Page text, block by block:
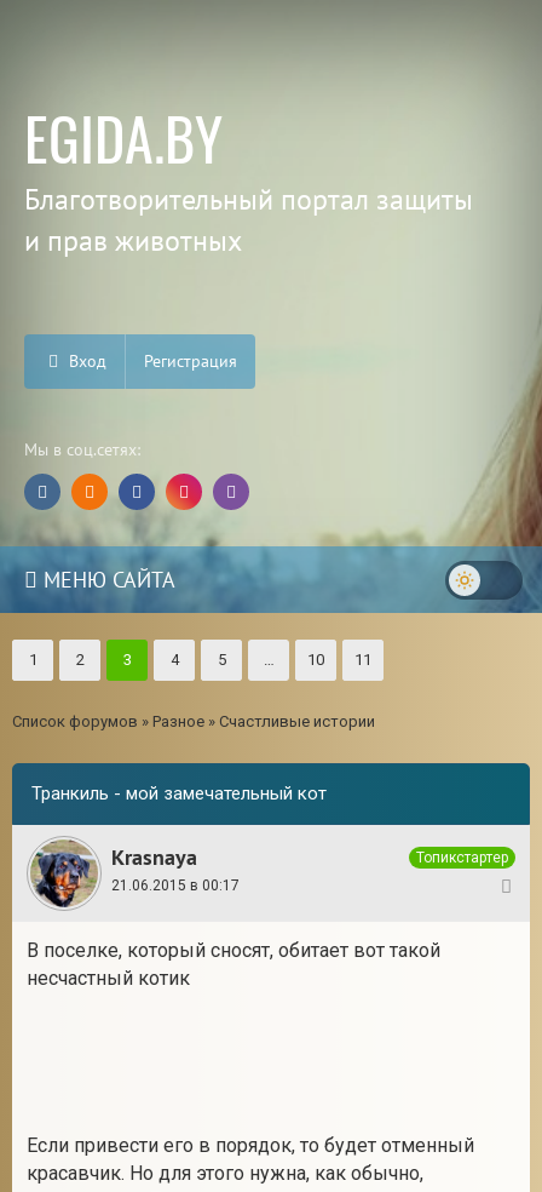
EGIDA.BY
Благотворительный портал защиты
и прав животных
Вход Регистрация
Мы в соц.сетях:
МЕНЮ САЙТА
1 2 3 4 5 … 10 11
Список форумов » Разное » Счастливые истории
Транкиль - мой замечательный кот
Krasnaya
Топикстартер
21.06.2015 в 00:17
В поселке, который сносят, обитает вот такой
несчастный котик
Если привести его в порядок, то будет отменный
красавчик. Но для этого нужна, как обычно,